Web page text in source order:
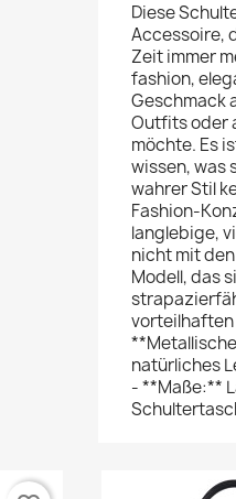
Diese
Accessoire,
Zeit immer
fashion,
Geschmack
Outfits oder
möchte. Es
wissen, was
wahrer Stil
Fashion-
langlebige,
nicht mit
Modell, das
vorteilhaften
natürliches
- **Maße:**